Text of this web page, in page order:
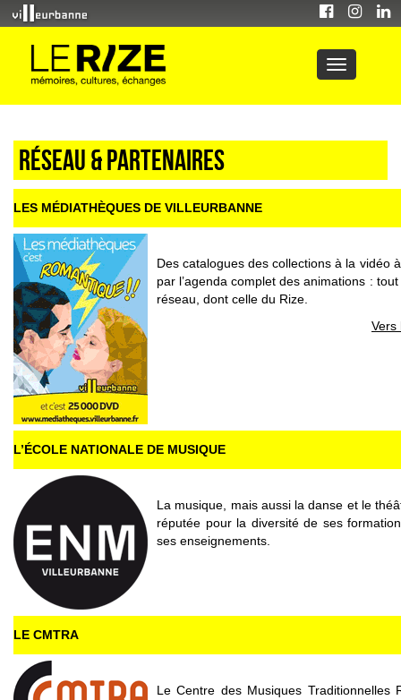
Réseau & partenaires
LES MÉDIATHÈQUES DE VILLEURBANNE
Des catalogues des collections à la vidéo
par l’agenda complet des animations :
réseau, dont celle du Rize.
Vers
L’ÉCOLE NATIONALE DE MUSIQUE
La musique, mais aussi la danse et le
réputée pour la diversité de ses
ses enseignements.
LE CMTRA
Le Centre des Musiques Traditionnelles